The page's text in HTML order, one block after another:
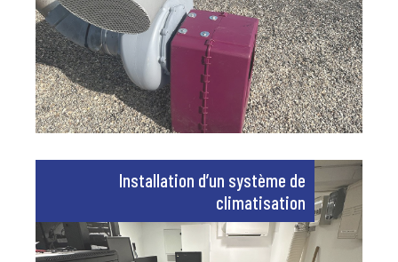
Installation d’un système de
climatisation